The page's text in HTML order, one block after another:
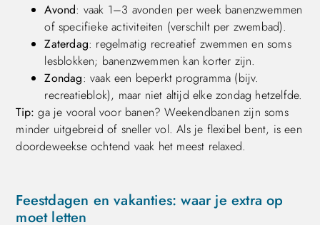
Avond: vaak 1–3 avonden per week banenzwemmen
of specifieke activiteiten (verschilt per zwembad).
Zaterdag: regelmatig recreatief zwemmen en soms
lesblokken; banenzwemmen kan korter zijn.
Zondag: vaak een beperkt programma (bijv.
recreatieblok), maar niet altijd elke zondag hetzelfde.
Tip: ga je vooral voor banen? Weekendbanen zijn soms
minder uitgebreid of sneller vol. Als je flexibel bent, is een
doordeweekse ochtend vaak het meest relaxed.
Feestdagen en vakanties: waar je extra op
moet letten